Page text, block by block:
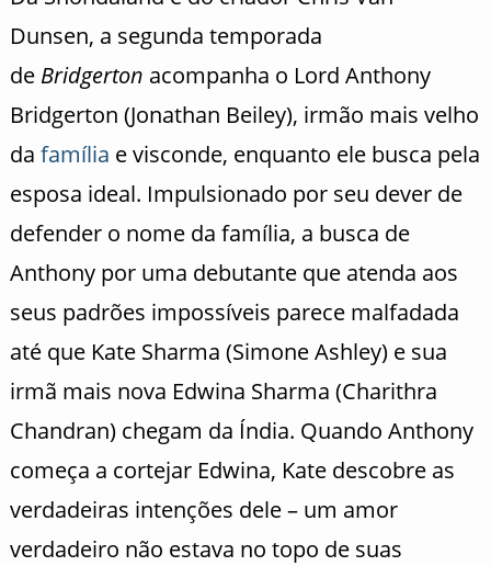
Dunsen, a segunda temporada
de Bridgerton acompanha o Lord Anthony
Bridgerton (Jonathan Beiley), irmão mais velho
da família e visconde, enquanto ele busca pela
esposa ideal. Impulsionado por seu dever de
defender o nome da família, a busca de
Anthony por uma debutante que atenda aos
seus padrões impossíveis parece malfadada
até que Kate Sharma (Simone Ashley) e sua
irmã mais nova Edwina Sharma (Charithra
Chandran) chegam da Índia. Quando Anthony
começa a cortejar Edwina, Kate descobre as
verdadeiras intenções dele – um amor
verdadeiro não estava no topo de suas